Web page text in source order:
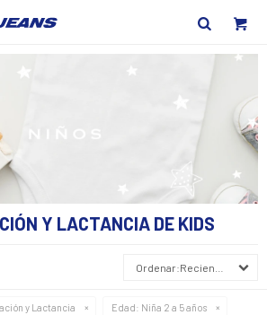
Y LACTANCIA DE KIDS
Recientes
y Lactancia Edad: Niña 2 a 5 años